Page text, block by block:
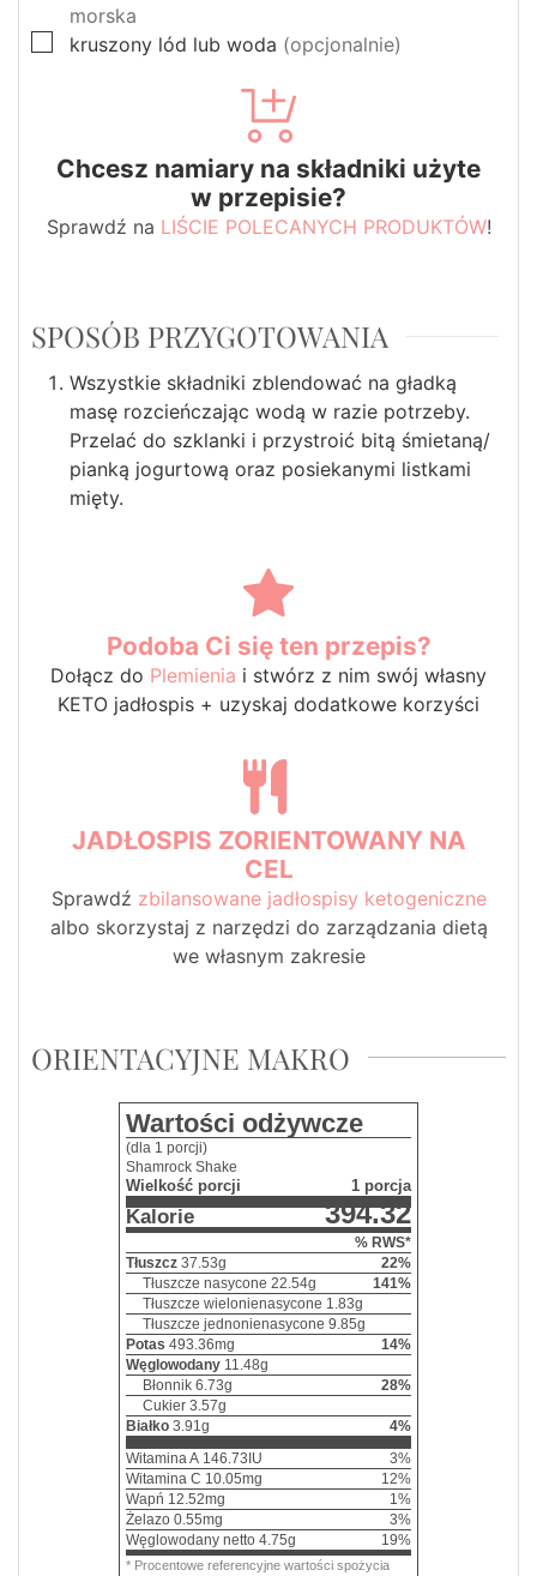
morska
▢
kruszony lód lub woda (opcjonalnie)
Chcesz namiary na składniki użyte
w przepisie?
Sprawdź na LIŚCIE POLECANYCH PRODUKTÓW!
SPOSÓB PRZYGOTOWANIA
Wszystkie składniki zblendować na gładką
masę rozcieńczając wodą w razie potrzeby.
Przelać do szklanki i przystroić bitą śmietaną/
pianką jogurtową oraz posiekanymi listkami
mięty.
Podoba Ci się ten przepis?
Dołącz do Plemienia i stwórz z nim swój własny
KETO jadłospis + uzyskaj dodatkowe korzyści
JADŁOSPIS ZORIENTOWANY NA
CEL
Sprawdź zbilansowane jadłospisy ketogeniczne
albo skorzystaj z narzędzi do zarządzania dietą
we własnym zakresie
ORIENTACYJNE MAKRO
Wartości odżywcze
(dla 1 porcji)
Shamrock Shake
Wielkość porcji 1 porcja
Kalorie 394.32
% RWS*
Tłuszcz 37.53g 22%
Tłuszcze nasycone 22.54g 141%
Tłuszcze wielonienasycone 1.83g
Tłuszcze jednonienasycone 9.85g
Potas 493.36mg 14%
Węglowodany 11.48g
Błonnik 6.73g 28%
Cukier 3.57g
Białko 3.91 g 4%
Witamina A 146.73IU 3%
Witamina C 10.05mg 12%
Wapń 12.52mg 1 %
Żelazo 0.55mg 3%
Węglowodany netto 4.75g 19%
* Procentowe referencyjne wartości spożycia